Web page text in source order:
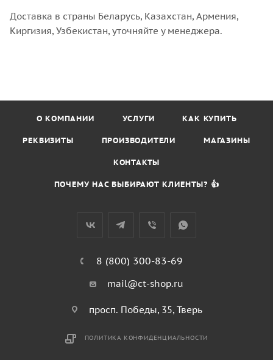
Доставка в страны Беларусь, Казахстан, Армения,
Киргизия, Узбекистан, уточняйте у менеджера.
О КОМПАНИИ УСЛУГИ КАК КУПИТЬ
РЕКВИЗИТЫ ПРОИЗВОДИТЕЛИ МАГАЗИНЫ
КОНТАКТЫ
ПОЧЕМУ НАС ВЫБИРАЮТ КЛИЕНТЫ? 👍
8 (800) 300-83-69
mail@ct-shop.ru
просп. Победы, 35, Тверь
ПОЛИТИКА КОНФИДЕНЦИАЛЬНОСТИ